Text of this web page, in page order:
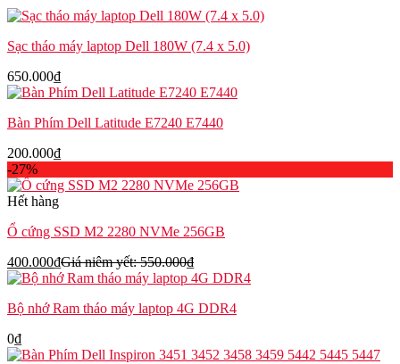
lượng
Sạc tháo máy laptop Dell 180W (7.4 x 5.0)
650.000₫
Bàn Phím Dell Latitude E7240 E7440
200.000₫
-27%
Hết hàng
Ổ cứng SSD M2 2280 NVMe 256GB
400.000₫Giá niêm yết:550.000₫
Bộ nhớ Ram tháo máy laptop 4G DDR4
0₫